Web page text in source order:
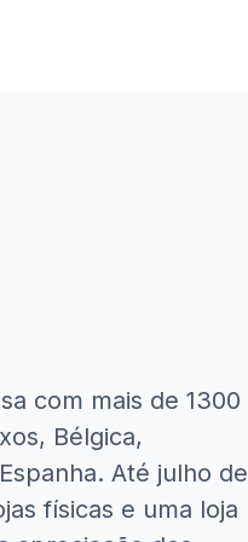
com mais de 1300
Bélgica,
Até julho de
físicas e uma loja